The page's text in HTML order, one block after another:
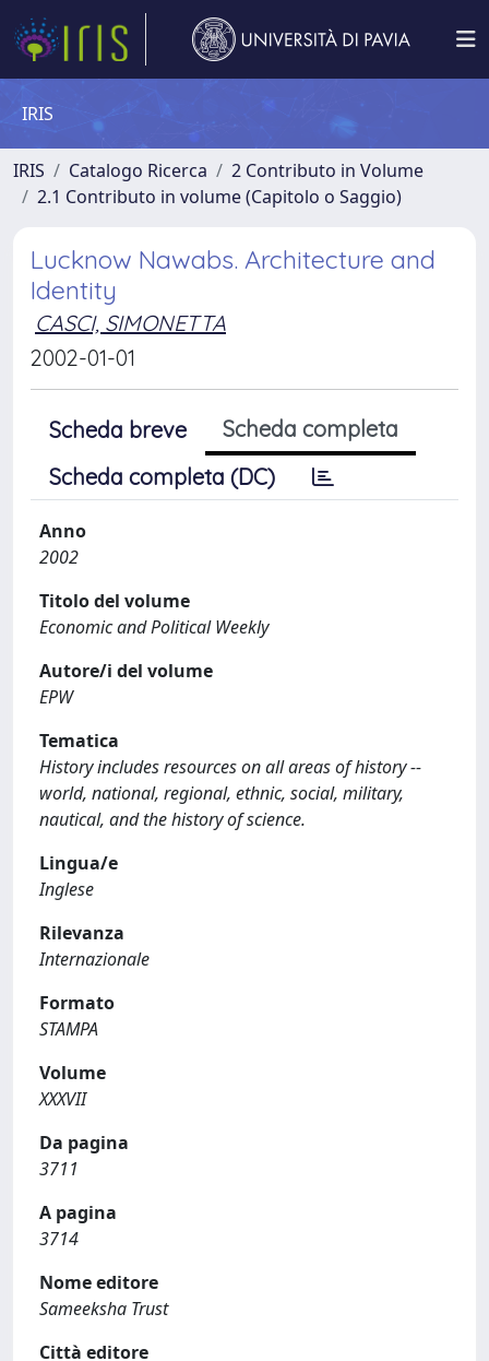
IRIS
IRIS Catalogo Ricerca
2 Contributo in Volume
2.1 Contributo in volume (Capitolo o Saggio)
Lucknow Nawabs. Architecture and
Identity
CASCI, SIMONETTA
2002-01-01
Scheda breve
Scheda completa
Scheda completa (DC)
Anno
2002
Titolo del volume
Economic and Political Weekly
Autore/i del volume
EPW
Tematica
History includes resources on all areas of history --
world, national, regional, ethnic, social, military,
nautical, and the history of science.
Lingua/e
Inglese
Rilevanza
Internazionale
Formato
STAMPA
Volume
XXXVII
Da pagina
3711
A pagina
3714
Nome editore
Sameeksha Trust
Città editore